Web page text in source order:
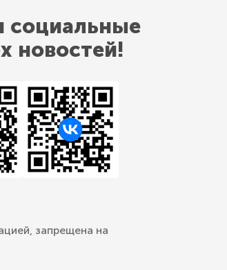
социальные
новостей!
запрещена на